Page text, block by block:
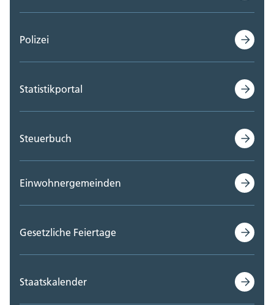
Polizei
Statistikportal
Steuerbuch
Einwohnergemeinden
Gesetzliche Feiertage
Staatskalender